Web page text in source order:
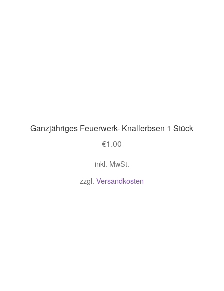
Ganzjähriges Feuerwerk- Knallerbsen 1 Stück
€1.00
inkl. MwSt.
zzgl. Versandkosten